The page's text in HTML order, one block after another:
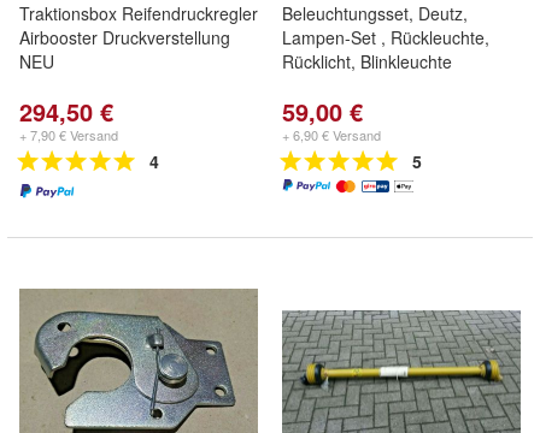
Traktionsbox Reifendruckregler
Airbooster Druckverstellung
NEU
294,50 €
+ 7,90 € Versand
4
Beleuchtungsset, Deutz,
Lampen-Set , Rückleuchte,
Rücklicht, Blinkleuchte
59,00 €
+ 6,90 € Versand
5